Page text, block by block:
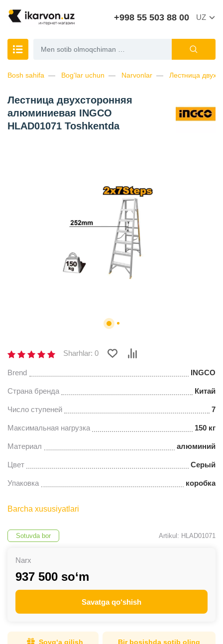
+998 55 503 88 00 UZ
Bosh sahifa Bog'lar uchun Narvonlar Лестница
Лестница двухсторонняя
алюминиевая INGCO
HLAD01071 Toshkentda
Sharhlar: 0
Brend INGCO
Страна бренда Китай
Число ступеней 7
Максимальная нагрузка 150 кг
Материал алюминий
Цвет Серый
Упаковка коробка
Barcha xususiyatlari
Sotuvda bor Artikul: HLAD01071
Narx
937 500 so‘m
Savatga qo‘shish
Sovg‘a qilish Bir bosishda sotib oling